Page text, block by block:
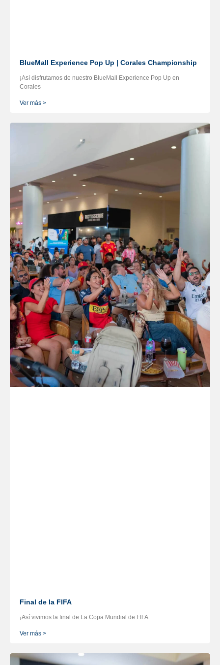
BlueMall Experience Pop Up | Corales Championship
¡Así disfrutamos de nuestro BlueMall Experience Pop Up en
Corales
Ver más >
Final de la FIFA
¡Así vivimos la final de La Copa Mundial de FIFA
Ver más >